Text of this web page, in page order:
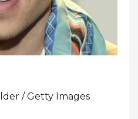
/ Getty Images